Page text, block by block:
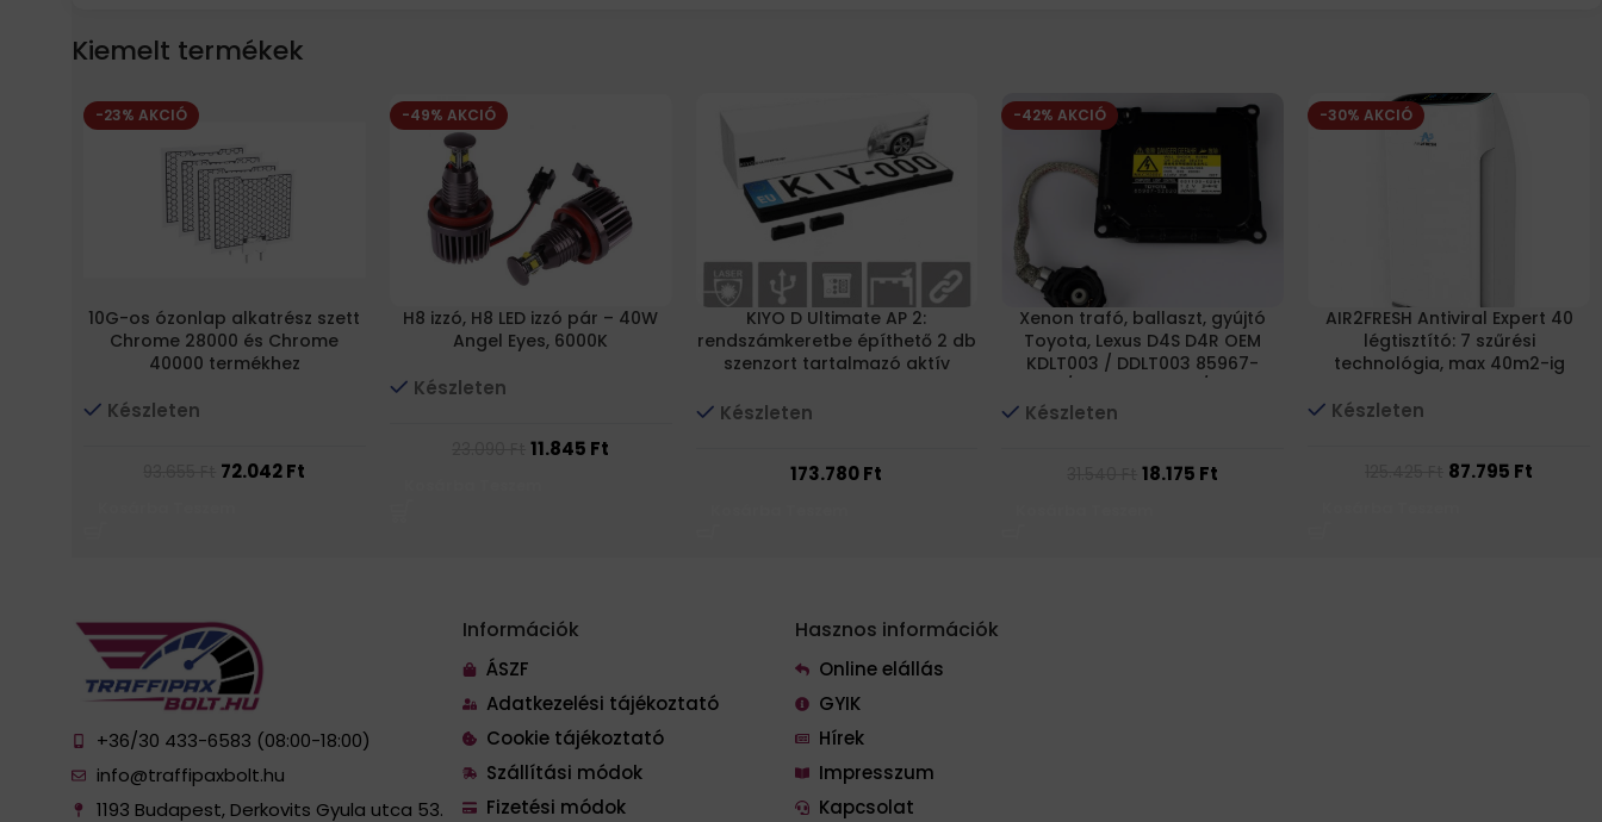
Kiemelt termékek
-23% AKCIÓ
10G-os ózonlap alkatrész szett
Chrome 28000 és Chrome
40000 termékhez
Készleten
72.042Ft
-49% AKCIÓ
H8 izzó, H8 LED izzó pár – 40W
Angel Eyes, 6000K
Készleten
11.845 Ft
KIYO D Ultimate AP 2:
rendszámkeretbe építhető 2 db
szenzort tartalmazó aktív
parkolósegéd
Készleten
173.780Ft
-42% AKCIÓ
Xenon trafó, ballaszt, gyújtó
Toyota, Lexus D4S D4R OEM
KDLT003 / DDLT003 85967-
24010 / 85967-53040 / 85967-
52020
Készleten
18.175 Ft
-30% AKCIÓ
AIR2FRESH Antiviral Expert 40
légtisztító: 7 szűrési
technológia, max 40m2-ig
Készleten
87.795 Ft
+36/30 433-6583 (08:00-18:00)
info@traffipaxbolt.hu
1193 Budapest, Derkovits Gyula utca 53.
Információk
ÁSZF
Adatkezelési tájékoztató
Cookie tájékoztató
Szállítási módok
Fizetési módok
Hasznos információk
Online elállás
GYIK
Hírek
Impresszum
Kapcsolat